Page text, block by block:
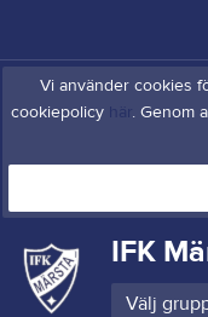
Vi använder cookies
cookiepolicy här. Genom
IFK
Välj